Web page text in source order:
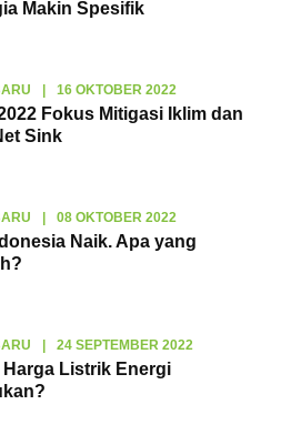
Makin Spesifik
| 16 OKTOBER 2022
Fokus Mitigasi Iklim dan
Sink
| 08 OKTOBER 2022
Naik. Apa yang
| 24 SEPTEMBER 2022
Harga Listrik Energi